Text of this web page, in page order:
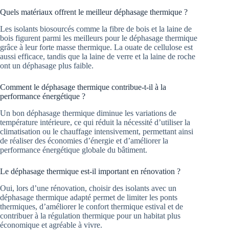
Quels matériaux offrent le meilleur déphasage thermique ?
Les isolants biosourcés comme la fibre de bois et la laine de
bois figurent parmi les meilleurs pour le déphasage thermique
grâce à leur forte masse thermique. La ouate de cellulose est
aussi efficace, tandis que la laine de verre et la laine de roche
ont un déphasage plus faible.
Comment le déphasage thermique contribue-t-il à la
performance énergétique ?
Un bon déphasage thermique diminue les variations de
température intérieure, ce qui réduit la nécessité d’utiliser la
climatisation ou le chauffage intensivement, permettant ainsi
de réaliser des économies d’énergie et d’améliorer la
performance énergétique globale du bâtiment.
Le déphasage thermique est-il important en rénovation ?
Oui, lors d’une rénovation, choisir des isolants avec un
déphasage thermique adapté permet de limiter les ponts
thermiques, d’améliorer le confort thermique estival et de
contribuer à la régulation thermique pour un habitat plus
économique et agréable à vivre.